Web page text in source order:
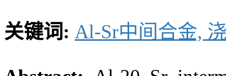
至900，950℃，降温至